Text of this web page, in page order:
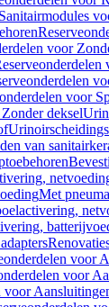
Sanitairmodules
voor
voor
deksel
van
Met
voor
voor
voor